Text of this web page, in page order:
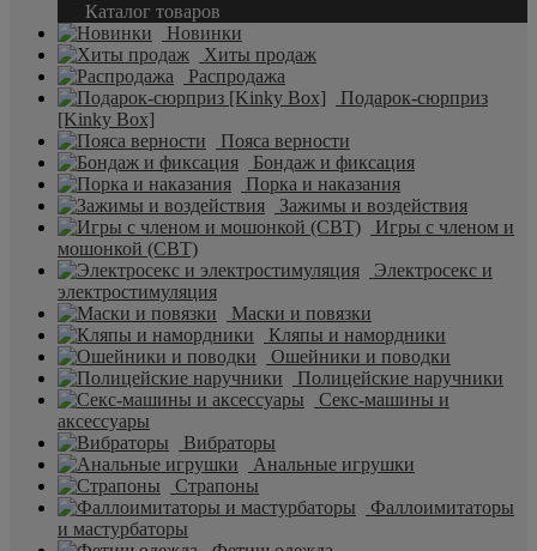
Каталог товаров
Новинки
Хиты продаж
Распродажа
Подарок-сюрприз
[Kinky Box]
Пояса верности
Бондаж и фиксация
Порка и наказания
Зажимы и воздействия
Игры с членом и
мошонкой (CBT)
Электросекс и
электростимуляция
Маски и повязки
Кляпы и намордники
Ошейники и поводки
Полицейские наручники
Секс-машины и
аксессуары
Вибраторы
Анальные игрушки
Страпоны
Фаллоимитаторы
и мастурбаторы